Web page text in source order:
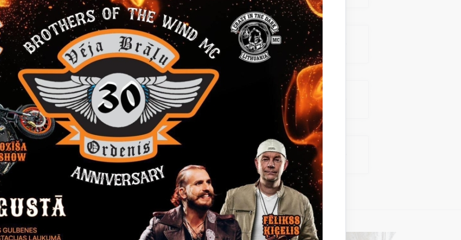
īpašumi Stāmerienas pagastā
īpašumi Lejasciema pagastā
īpašumi Lizuma pagastā